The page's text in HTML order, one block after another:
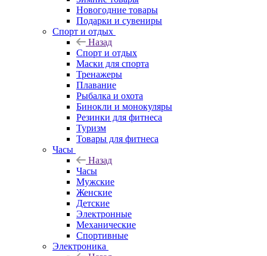
Новогодние товары
Подарки и сувениры
Спорт и отдых
Назад
Спорт и отдых
Маски для спорта
Тренажеры
Плавание
Рыбалка и охота
Бинокли и монокуляры
Резинки для фитнеса
Туризм
Товары для фитнеса
Часы
Назад
Часы
Мужские
Женские
Детские
Электронные
Механические
Спортивные
Электроника